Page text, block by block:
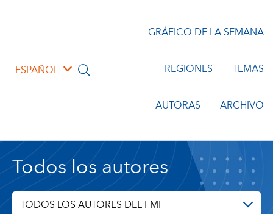
ESPAÑOL
GRÁFICO DE LA SEMANA
REGIONES TEMAS
AUTORAS ARCHIVO
Todos los autores
TODOS LOS AUTORES DEL FMI